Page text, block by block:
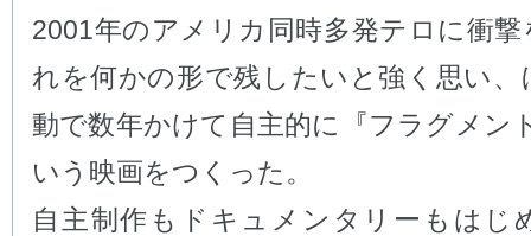
2001年のアメリカ同時多発テロに衝
れを何かの形で残したいと強く思い、
動で数年かけて自主的に『フラグメン
いう映画をつくった。
自主制作もドキュメンタリーもはじ